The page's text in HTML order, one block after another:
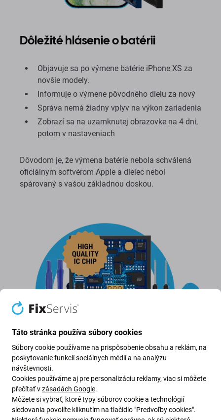
Dôležité hlásenie o batérii
Objavuje sa po výmene batérie iPhone XS za
novšie modely.
Informuje o výmene pôvodného dielu za nový
Správa nemá žiadny vplyv na výkon zariadenia
Zobrazí sa na uzamknutej obrazovke na 4 dni,
potom v nastaveniach
Dôvodom je, že výmena batérie nebola schválená
oficiálnym softvérom Apple a dielec nebol
spárovaný s vašou základnou doskou.
Výmena batérie
Táto stránka používa súbory cookies
Súbory cookie používame na prispôsobenie obsahu a reklám, na
poskytovanie funkcií sociálnych médií a na analýzu
návštevnosti.
Cookies používáme aj pre personalizáciu reklamy, viac si môžete
přečítať vzásadách Google.
Môžete si vybrať, ktoré typy súborov cookie a technológií
sledovania povolíte kliknutím na tlačidlo "Predvoľby cookies".